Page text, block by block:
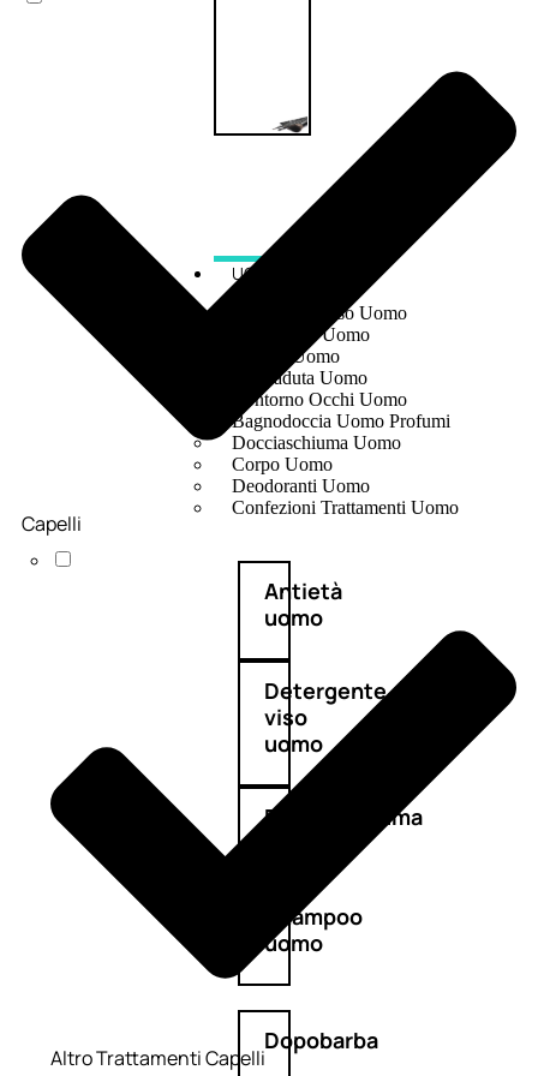
UOMO
Detergente Viso Uomo
Dopobarba Uomo
Antieta Uomo
Anticaduta Uomo
Contorno Occhi Uomo
Bagnodoccia Uomo Profumi
Docciaschiuma Uomo
Corpo Uomo
Deodoranti Uomo
Confezioni Trattamenti Uomo
Antietà
uomo
Detergente
viso
uomo
Docciaschiuma
Shampoo
uomo
Dopobarba
Capelli
Altro Trattamenti Capelli